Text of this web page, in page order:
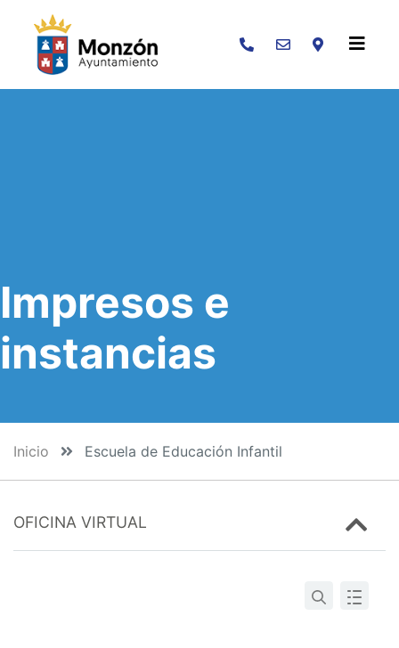
Buscar
Impresos e
instancias
Inicio Escuela de Educación Infantil
OFICINA VIRTUAL